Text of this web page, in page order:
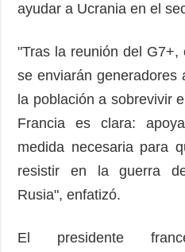
ayudar a Ucrania en el
"Tras la reunión del G7+,
se enviarán generadores
la población a sobrevivir
Francia es clara:
medida necesaria para
resistir en la guerra
Rusia", enfatizó.
El presidente